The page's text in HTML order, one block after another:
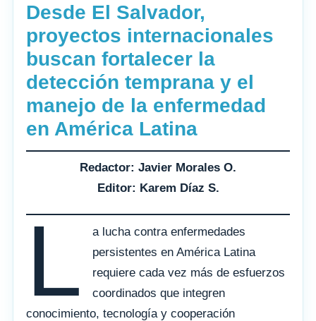
Desde El Salvador,
proyectos internacionales
buscan fortalecer la
detección temprana y el
manejo de la enfermedad
en América Latina
Redactor: Javier Morales O.
Editor: Karem Díaz S.
L
a lucha contra enfermedades
persistentes en América Latina
requiere cada vez más de esfuerzos
coordinados que integren
conocimiento, tecnología y cooperación